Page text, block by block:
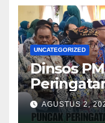
UNCATEGORIZED
Dinsos
Gerak
Kota
AGUSTUS 2,